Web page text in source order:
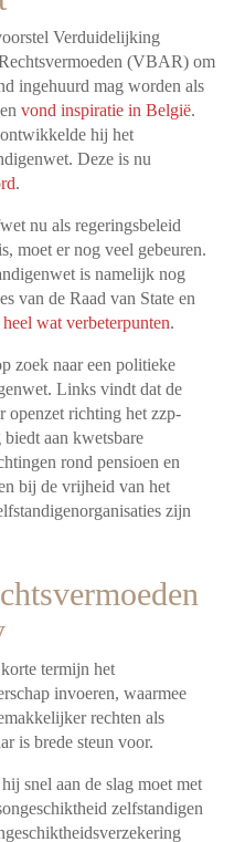
Verduidelijking
(VBAR) om
ingehuurd mag worden als
envond inspiratie in België.
hij het
Deze is nu
.
nu als regeringsbeleid
moet er nog veel gebeuren.
is namelijk nog
van de Raad van State en
heel wat verbeterpunten.
zoek naar een politieke
Links vindt dat de
openzet richting het zzp-
aan kwetsbare
rond pensioen en
bij de vrijheid van het
zijn
termijn het
invoeren, waarmee
rechten als
is brede steun voor.
snel aan de slag moet met
zelfstandigen